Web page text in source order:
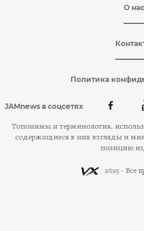
О нас
Политика
JAMnews в соцсетях
Топонимы и терминология,
содержащиеся в них взгляды и
позицию
2025 - Все